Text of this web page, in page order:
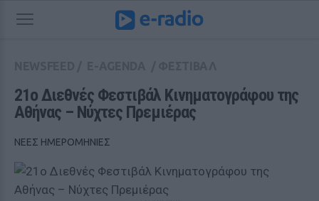
21ο Διεθνές Φεστιβάλ Κινηματογράφου της
Αθήνας – Νύχτες Πρεμιέρας
ΝΕΕΣ ΗΜΕΡΟΜΗΝΙΕΣ